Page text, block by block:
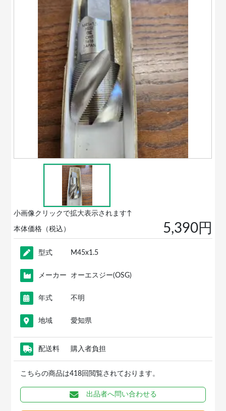
小画像クリックで拡大表示されます↑
本体価格（税込） 5,390円
型式 M45x1.5
メーカー オーエスジー(OSG)
年式 不明
地域 愛知県
配送料 購入者負担
こちらの商品は418回閲覧されております。
出品者へ問い合わせる